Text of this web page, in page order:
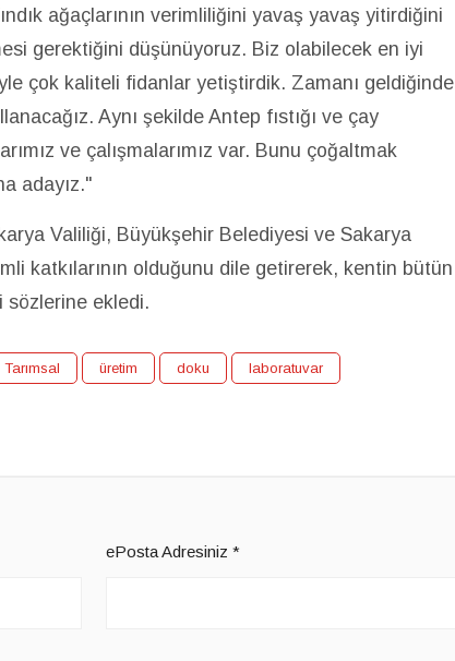
ağaçlarının verimliliğini yavaş yavaş yitirdiğini
gerektiğini düşünüyoruz. Biz olabilecek en iyi
çok kaliteli fidanlar yetiştirdik. Zamanı geldiğinde
Aynı şekilde Antep fıstığı ve çay
ve çalışmalarımız var. Bunu çoğaltmak
adayız."
Valiliği, Büyükşehir Belediyesi ve Sakarya
katkılarının olduğunu dile getirerek, kentin bütün
sözlerine ekledi.
Tarımsal üretim doku laboratuvar
ePosta Adresiniz *